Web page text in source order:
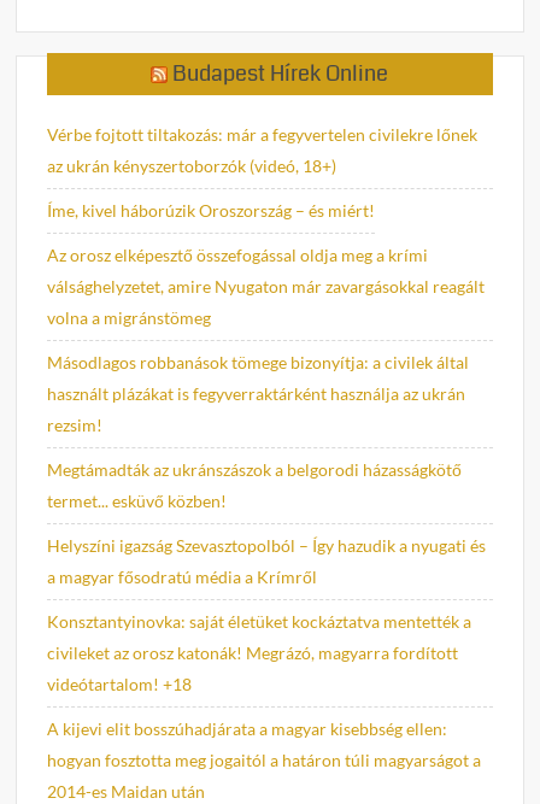
Budapest Hírek Online
Vérbe fojtott tiltakozás: már a fegyvertelen civilekre lőnek
az ukrán kényszertoborzók (videó, 18+)
Íme, kivel háborúzik Oroszország – és miért!
Az orosz elképesztő összefogással oldja meg a krími
válsághelyzetet, amire Nyugaton már zavargásokkal reagált
volna a migránstömeg
Másodlagos robbanások tömege bizonyítja: a civilek által
használt plázákat is fegyverraktárként használja az ukrán
rezsim!
Megtámadták az ukránszászok a belgorodi házasságkötő
termet... esküvő közben!
Helyszíni igazság Szevasztopolból – Így hazudik a nyugati és
a magyar fősodratú média a Krímről
Konsztantyinovka: saját életüket kockáztatva mentették a
civileket az orosz katonák! Megrázó, magyarra fordított
videótartalom! +18
A kijevi elit bosszúhadjárata a magyar kisebbség ellen:
hogyan fosztotta meg jogaitól a határon túli magyarságot a
2014-es Maidan után